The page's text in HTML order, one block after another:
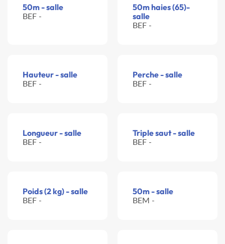
50m - salle
BEF -
50m haies (65)-
salle
BEF -
Hauteur - salle
BEF -
Perche - salle
BEF -
Longueur - salle
BEF -
Triple saut - salle
BEF -
Poids (2 kg) - salle
BEF -
50m - salle
BEM -